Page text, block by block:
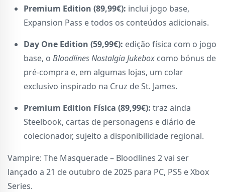
Premium Edition (89,99€): inclui jogo base,
Expansion Pass e todos os conteúdos adicionais.
Day One Edition (59,99€): edição física com o jogo
base, o Bloodlines Nostalgia Jukebox como bónus de
pré-compra e, em algumas lojas, um colar
exclusivo inspirado na Cruz de St. James.
Premium Edition Física (89,99€): traz ainda
Steelbook, cartas de personagens e diário de
colecionador, sujeito a disponibilidade regional.
Vampire: The Masquerade – Bloodlines 2 vai ser
lançado a 21 de outubro de 2025 para PC, PS5 e Xbox
Series.